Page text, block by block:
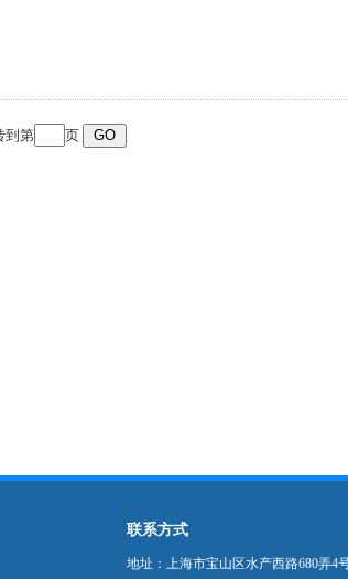
到第 页
联系方式
地址：上海市宝山区水产西路680弄4